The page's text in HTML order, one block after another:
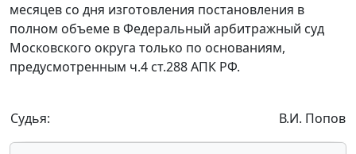
месяцев со дня изготовления постановления в
полном объеме в Федеральный арбитражный суд
Московского округа только по основаниям,
предусмотренным ч.4 ст.288АПК РФ.
Судья: В.И. Попов